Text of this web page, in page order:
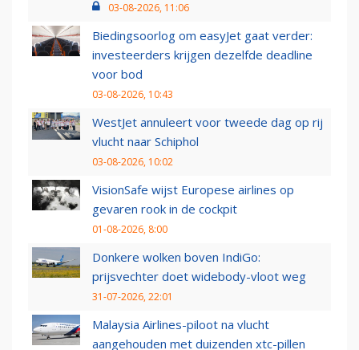
03-08-2026, 11:06
Biedingsoorlog om easyJet gaat verder:
investeerders krijgen dezelfde deadline
voor bod
03-08-2026, 10:43
WestJet annuleert voor tweede dag op rij
vlucht naar Schiphol
03-08-2026, 10:02
VisionSafe wijst Europese airlines op
gevaren rook in de cockpit
01-08-2026, 8:00
Donkere wolken boven IndiGo:
prijsvechter doet widebody-vloot weg
31-07-2026, 22:01
Malaysia Airlines-piloot na vlucht
aangehouden met duizenden xtc-pillen